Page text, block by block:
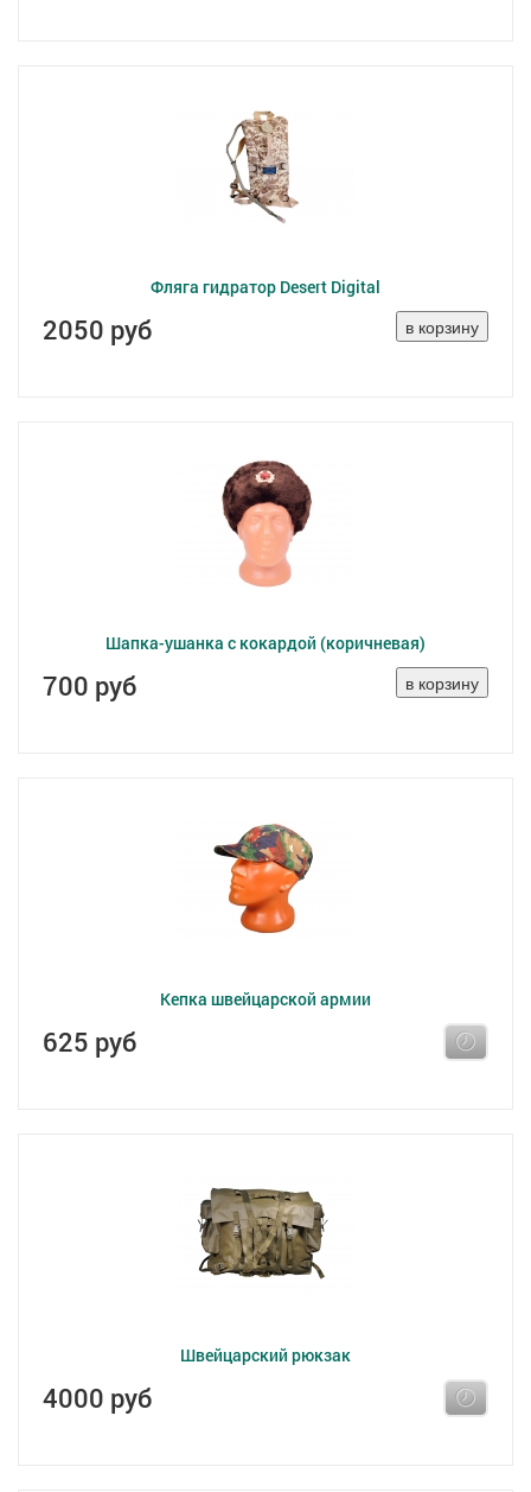
Фляга гидратор Desert Digital
2050 руб
Шапка-ушанка с кокардой (коричневая)
700 руб
Кепка швейцарской армии
625 руб
Швейцарский рюкзак
4000 руб